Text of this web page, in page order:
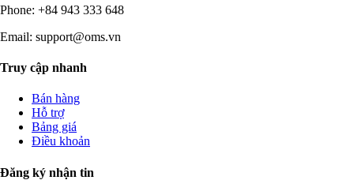
Phone: +84 943 333 648
Email: support@oms.vn
Truy cập nhanh
Bán hàng
Hỗ trợ
Bảng giá
Điều khoản
Đăng ký nhận tin